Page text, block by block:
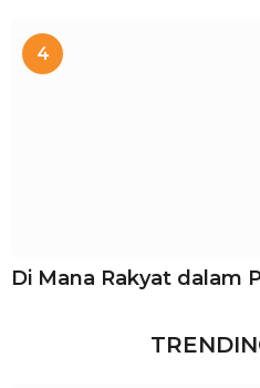
4
Di Mana Rakyat dalam